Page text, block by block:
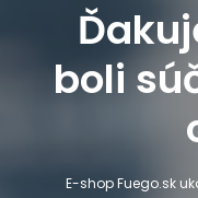
boli
E-shop Fuego.sk